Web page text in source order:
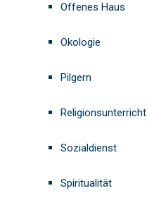
Offenes Haus
Ökologie
Pilgern
Religionsunterricht
Sozialdienst
Spiritualität